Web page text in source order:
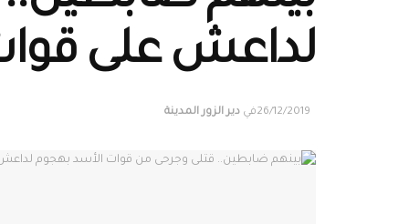
لداعش على قوات
26/12/2019في دير الزور المدينة